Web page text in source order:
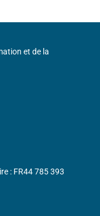
et de la
: FR44 785 393